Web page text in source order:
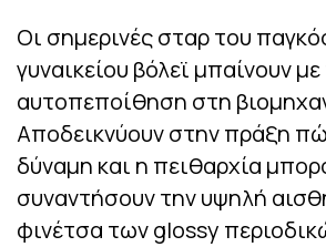
Οι σημερινές σταρ του
γυναικείου βόλεϊ μπαίνουν
αυτοπεποίθηση στη
Αποδεικνύουν στην πράξη
δύναμη και η πειθαρχία
συναντήσουν την υψηλή
φινέτσα των glossy